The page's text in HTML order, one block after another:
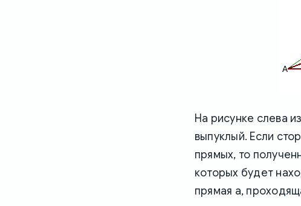
На рисунке слева
выпуклый. Если
прямых, то
которых будет
прямая a,